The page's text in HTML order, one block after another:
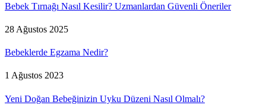
Bebek Tırnağı Nasıl Kesilir? Uzmanlardan Güvenli Öneriler
28 Ağustos 2025
Bebeklerde Egzama Nedir?
1 Ağustos 2023
Yeni Doğan Bebeğinizin Uyku Düzeni Nasıl Olmalı?